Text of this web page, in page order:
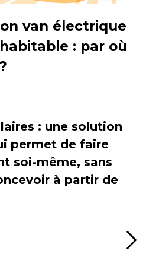
van électrique
: par où
: une solution
permet de faire
soi-même, sans
à partir de